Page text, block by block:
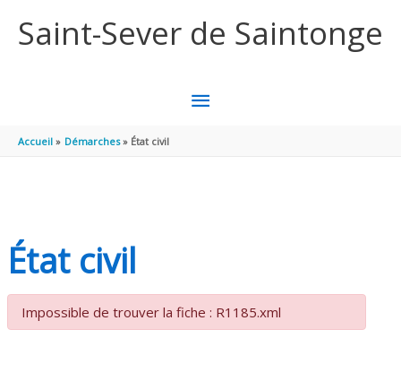
Saint-Sever de Saintonge
MENU
Accueil Démarches État civil
État civil
Impossible de trouver la fiche : R1185.xml